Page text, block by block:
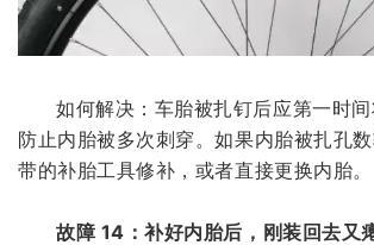
如何解决：车胎被扎钉后应第一时
防止内胎被多次刺穿。如果内胎被扎孔
带的补胎工具修补，或者直接更换内胎。
故障 14：补好内胎后，刚装回去又